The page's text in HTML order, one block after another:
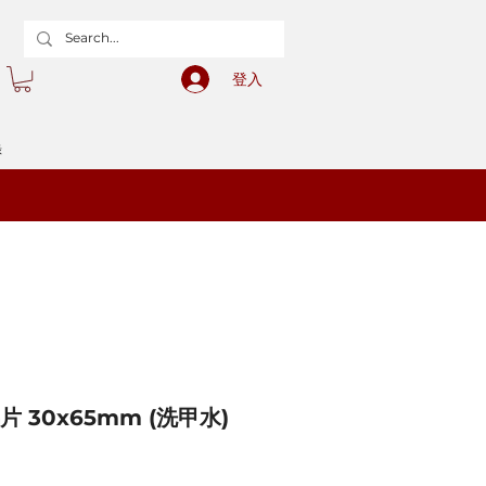
登入
30x65mm (洗甲水)